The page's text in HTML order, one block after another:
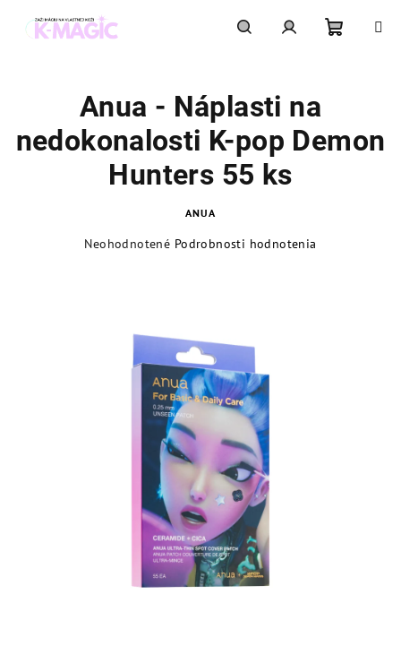
Anua - Náplasti na
nedokonalosti K-pop Demon
Hunters 55 ks
ANUA
Neohodnotené Podrobnosti hodnotenia